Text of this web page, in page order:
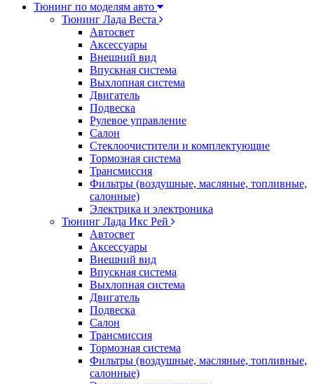
Тюнинг по моделям авто
Тюнинг Лада Веста
Автосвет
Аксессуары
Внешний вид
Впускная система
Выхлопная система
Двигатель
Подвеска
Рулевое управление
Салон
Стеклоочистители и комплектующие
Тормозная система
Трансмиссия
Фильтры (воздушные, масляные, топливные,
салонные)
Электрика и электроника
Тюнинг Лада Икс Рей
Автосвет
Аксессуары
Внешний вид
Впускная система
Выхлопная система
Двигатель
Подвеска
Салон
Трансмиссия
Тормозная система
Фильтры (воздушные, масляные, топливные,
салонные)